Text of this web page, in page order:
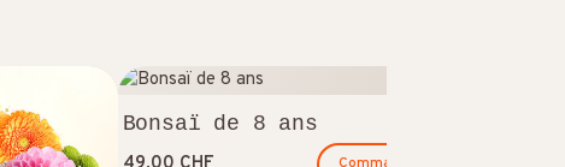
Bonsaï de 8 ans